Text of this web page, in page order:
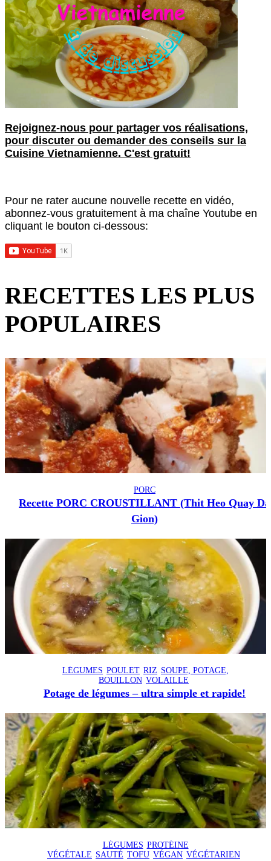
Rejoignez-nous pour partager vos réalisations,
pour discuter ou demander des conseils sur la
Cuisine Vietnamienne. C'est gratuit!
Pour ne rater aucune nouvelle recette en vidéo,
abonnez-vous gratuitement à ma chaîne Youtube en
cliquant le bouton ci-dessous:
RECETTES LES PLUS
POPULAIRES
PORC
Recette PORC CROUSTILLANT (Thit Heo Quay Da
Gion)
LÉGUMES POULET RIZ SOUPE, POTAGE,
BOUILLON VOLAILLE
Potage de légumes – ultra simple et rapide!
LÉGUMES PROTÉINE
VÉGÉTALE SAUTÉ TOFU VÉGAN VÉGÉTARIEN